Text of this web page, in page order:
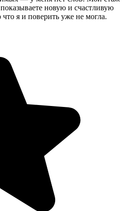
новую и счастливую
я и поверить уже не могла.